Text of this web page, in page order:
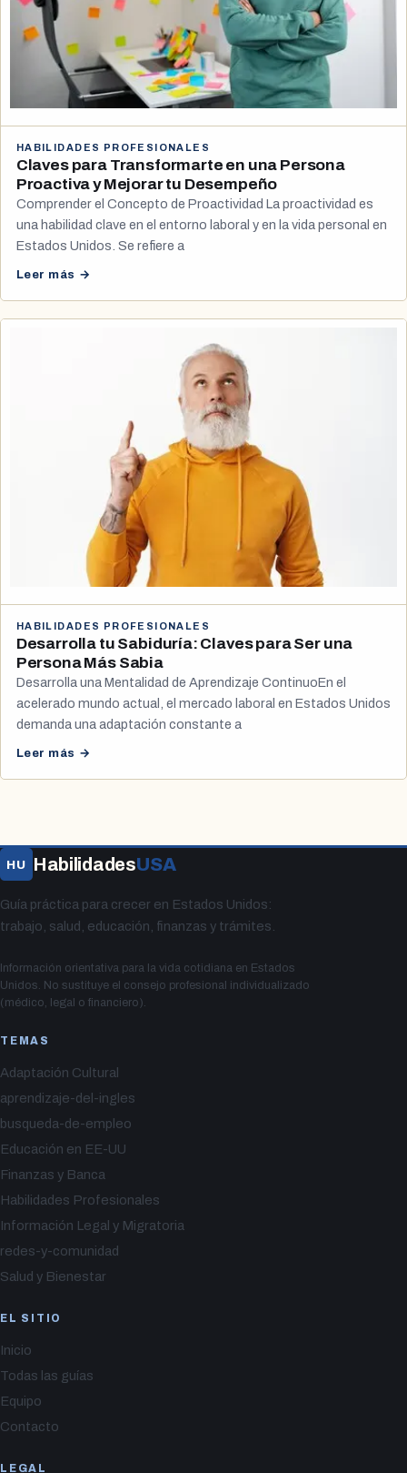
HABILIDADES PROFESIONALES
Claves para Transformarte en una Persona
Proactiva y Mejorar tu Desempeño
Comprender el Concepto de Proactividad La proactividad es
una habilidad clave en el entorno laboral y en la vida personal en
Estados Unidos. Se refiere a
Leer más →
HABILIDADES PROFESIONALES
Desarrolla tu Sabiduría: Claves para Ser una
Persona Más Sabia
Desarrolla una Mentalidad de Aprendizaje ContinuoEn el
acelerado mundo actual, el mercado laboral en Estados Unidos
demanda una adaptación constante a
Leer más →
HU HabilidadesUSA
Guía práctica para crecer en Estados Unidos:
trabajo, salud, educación, finanzas y trámites.
Información orientativa para la vida cotidiana en Estados
Unidos. No sustituye el consejo profesional individualizado
(médico, legal o financiero).
TEMAS
Adaptación Cultural
aprendizaje-del-ingles
busqueda-de-empleo
Educación en EE-UU
Finanzas y Banca
Habilidades Profesionales
Información Legal y Migratoria
redes-y-comunidad
Salud y Bienestar
EL SITIO
Inicio
Todas las guías
Equipo
Contacto
LEGAL